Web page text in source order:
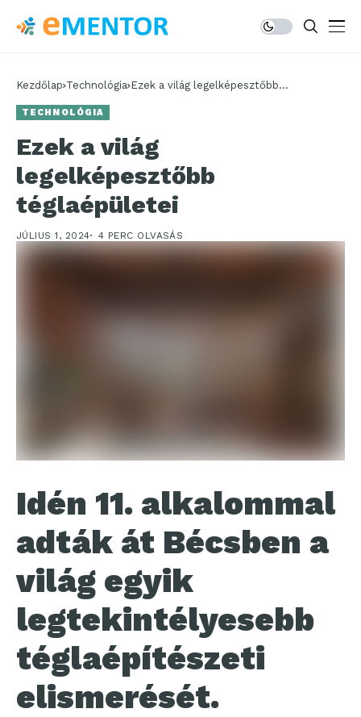
Kezdőlap Technológia Ezek a világ legelképesztőbb
TECHNOLÓGIA
Ezek a világ
legelképesztőbb
téglaépületei
JÚLIUS 1, 2024 4 PERC OLVASÁS
Idén 11. alkalommal
adták át Bécsben a
világ egyik
legtekintélyesebb
téglaépítészeti
elismerését.